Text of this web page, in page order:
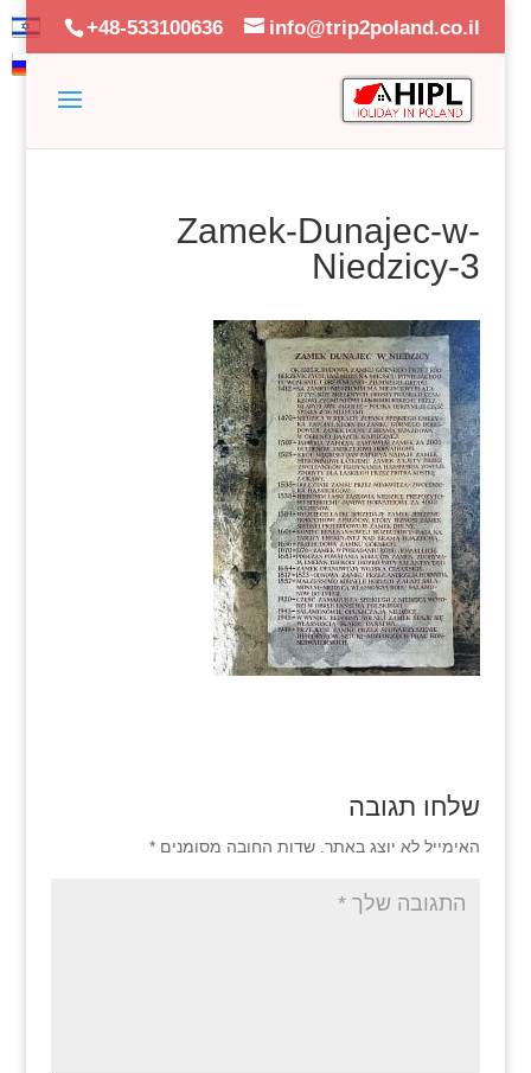
+48-533100636 info@trip2poland.co.il
Zamek-Dunajec-w-
Niedzicy-3
שלחו תגובה
האימייל לא יוצג באתר. שדות החובה מסומנים *